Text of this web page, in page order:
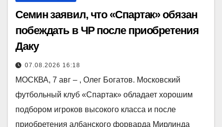
Семин заявил, что «Спартак» обязан
побеждать в ЧР после приобретения
Даку
07.08.2026 16:18
МОСКВА, 7 авг – , Олег Богатов. Московский
футбольный клуб «Спартак» обладает хорошим
подбором игроков высокого класса и после
приобретения албанского форварда Мирлинда